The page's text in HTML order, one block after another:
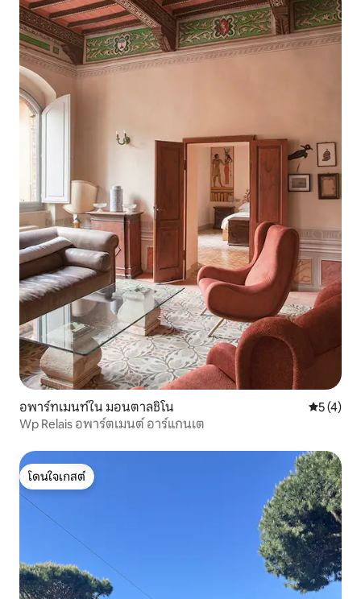
อพาร์ทเมนท์ใน มอนตาลชิโน คะแนนเฉ
5 (4)
Wp Relais อพาร์ตเมนต์ อาร์แกนเต
โดนใจเกสต์
โดนใจเกสต์